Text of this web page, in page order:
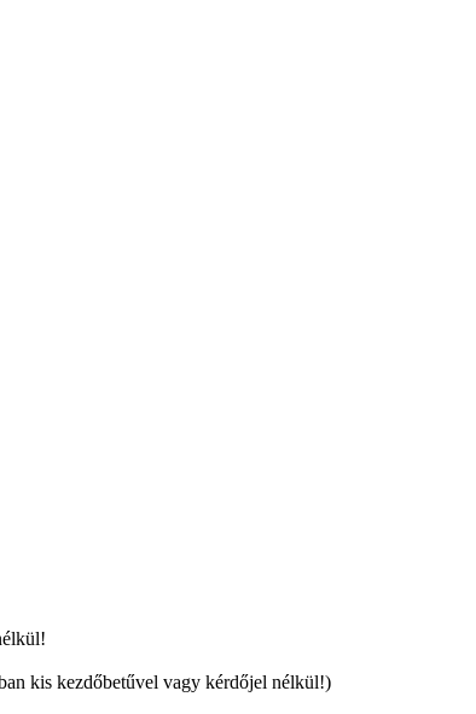
kis kezdőbetűvel vagy kérdőjel nélkül!)